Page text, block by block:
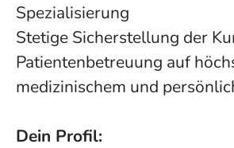
Spezialisierung
Stetige Sicherstellung der
Patientenbetreuung auf
medizinischem und
Dein Profil: